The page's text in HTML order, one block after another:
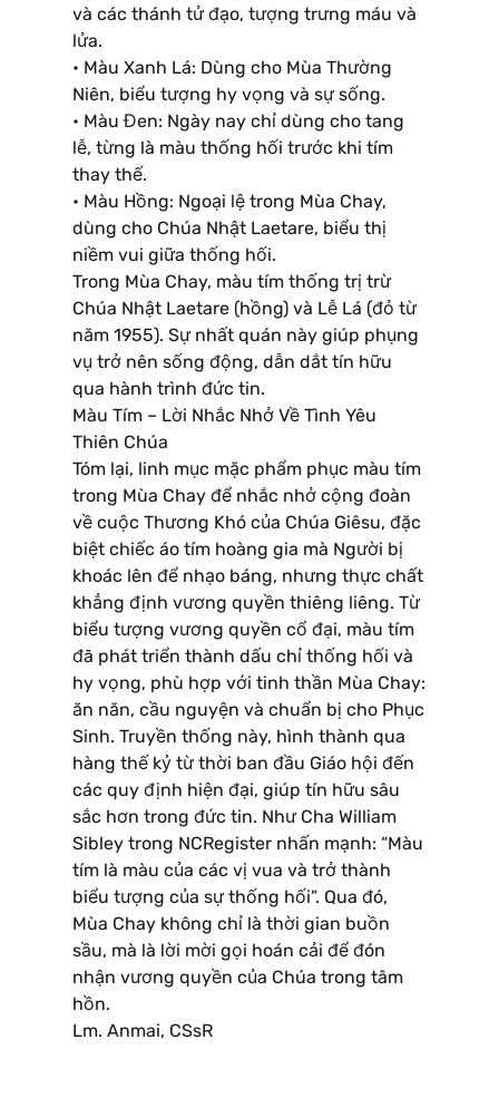
và các thánh tử đạo, tượng trưng máu và
lửa.
• Màu Xanh Lá: Dùng cho Mùa Thường
Niên, biểu tượng hy vọng và sự sống.
• Màu Đen: Ngày nay chỉ dùng cho tang
lễ, từng là màu thống hối trước khi tím
thay thế.
• Màu Hồng: Ngoại lệ trong Mùa Chay,
dùng cho Chúa Nhật Laetare, biểu thị
niềm vui giữa thống hối.
Trong Mùa Chay, màu tím thống trị trừ
Chúa Nhật Laetare (hồng) và Lễ Lá (đỏ từ
năm 1955). Sự nhất quán này giúp phụng
vụ trở nên sống động, dẫn dắt tín hữu
qua hành trình đức tin.
Màu Tím – Lời Nhắc Nhở Về Tình Yêu
Thiên Chúa
Tóm lại, linh mục mặc phẩm phục màu tím
trong Mùa Chay để nhắc nhở cộng đoàn
về cuộc Thương Khó của Chúa Giêsu, đặc
biệt chiếc áo tím hoàng gia mà Người bị
khoác lên để nhạo báng, nhưng thực chất
khẳng định vương quyền thiêng liêng. Từ
biểu tượng vương quyền cổ đại, màu tím
đã phát triển thành dấu chỉ thống hối và
hy vọng, phù hợp với tinh thần Mùa Chay:
ăn năn, cầu nguyện và chuẩn bị cho Phục
Sinh. Truyền thống này, hình thành qua
hàng thế kỷ từ thời ban đầu Giáo hội đến
các quy định hiện đại, giúp tín hữu sâu
sắc hơn trong đức tin. Như Cha William
Sibley trong NCRegister nhấn mạnh: “Màu
tím là màu của các vị vua và trở thành
biểu tượng của sự thống hối”. Qua đó,
Mùa Chay không chỉ là thời gian buồn
sầu, mà là lời mời gọi hoán cải để đón
nhận vương quyền của Chúa trong tâm
hồn.
Lm. Anmai, CSsR